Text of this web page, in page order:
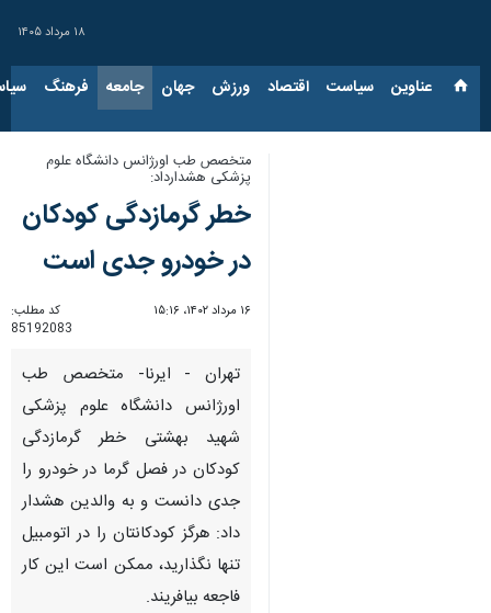
۱۸ مرداد ۱۴۰۵
عناوین‌ سیاست اقتصاد ورزش جهان جامعه فرهنگ
متخصص طب اورژانس دانشگاه علوم
پزشکی هشدارداد:
خطر گرمازدگی کودکان
در خودرو جدی است
۱۶ مرداد ۱۴۰۲، ۱۵:۱۶
کد مطلب:
85192083
تهران - ایرنا- متخصص طب
اورژانس دانشگاه علوم پزشکی
شهید بهشتی خطر گرمازدگی
کودکان در فصل گرما در خودرو را
جدی دانست و به والدین هشدار
داد: هرگز کودکانتان را در اتومبیل
تنها نگذارید، ممکن است این کار
فاجعه بیافریند.